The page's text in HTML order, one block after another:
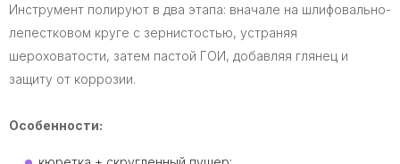
Инструмент полируют в два этапа: вначале на шлифовально-
лепестковом круге с зернистостью, устраняя
шероховатости, затем пастой ГОИ, добавляя глянец и
защиту от коррозии.
Особенности: